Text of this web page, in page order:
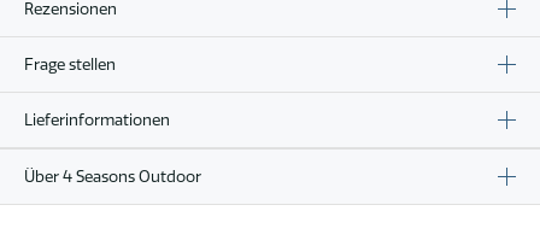
Rezensionen
Frage stellen
Lieferinformationen
Über 4 Seasons Outdoor